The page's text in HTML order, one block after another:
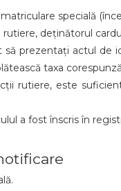
specială
deținătorul
prezentați actul de
taxa
rutiere, este
a fost înscris în